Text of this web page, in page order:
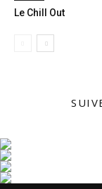
Le Chill Out